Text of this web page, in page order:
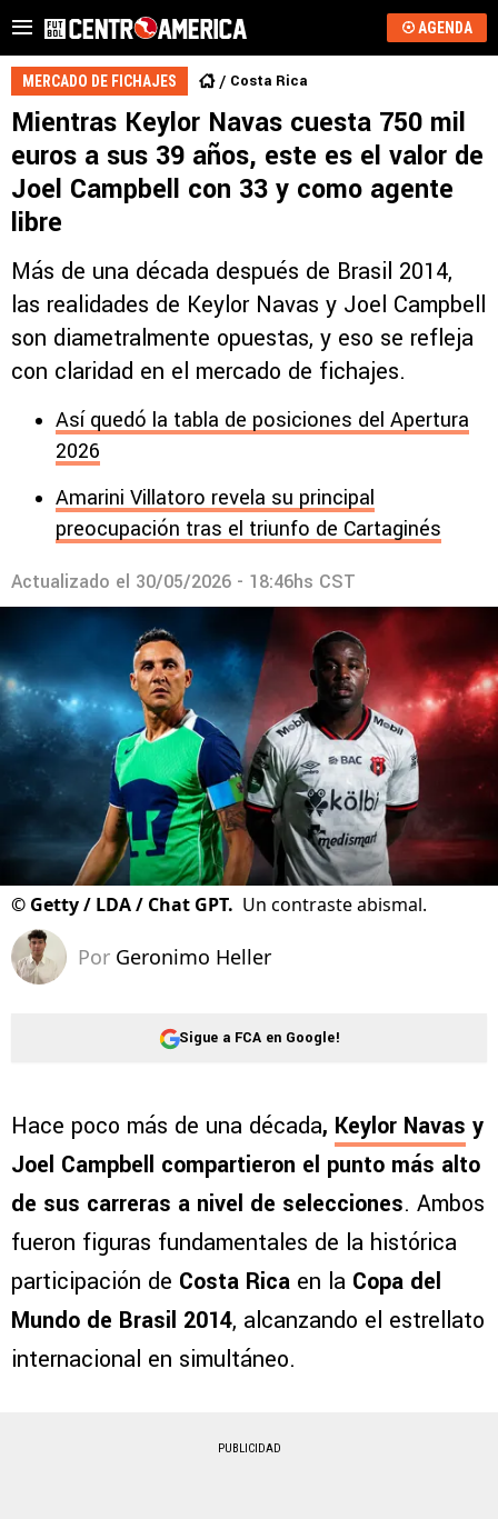
AGENDA
MERCADO DE FICHAJES Costa Rica
Mientras Keylor Navas cuesta 750 mil
euros a sus 39 años, este es el valor de
Joel Campbell con 33 y como agente
libre
Más de una década después de Brasil 2014,
las realidades de Keylor Navas y Joel Campbell
son diametralmente opuestas, y eso se refleja
con claridad en el mercado de fichajes.
Así quedó la tabla de posiciones del Apertura
2026
Amarini Villatoro revela su principal
preocupación tras el triunfo de Cartaginés
Actualizado el 30/05/2026 - 18:46hs CST
© Getty / LDA / Chat GPT. Un contraste abismal.
Por Geronimo Heller
Sigue a FCA en Google!
Hace poco más de una década, Keylor Navas y
Joel Campbell compartieron el punto más alto
de sus carreras a nivel de selecciones. Ambos
fueron figuras fundamentales de la histórica
participación de Costa Rica en la Copa del
Mundo de Brasil 2014, alcanzando el estrellato
internacional en simultáneo.
PUBLICIDAD